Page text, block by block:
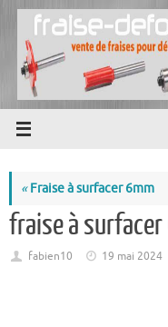
Passer
contenu
«Fraise à surfacer 6mm
fraise à surfacer
fabien10 19 mai 2024